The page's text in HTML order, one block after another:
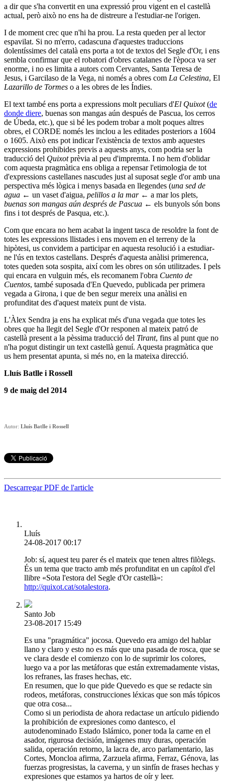
a dir que s'ha convertit en una expressió prou vigent en el castellà
actual, però això no ens ha de distreure a l'estudiar-ne l'origen.
I de moment crec que n'hi ha prou. La resta queden per al lector
espavilat. Si no m'erro, cadascuna d'aquestes traduccions
dolentíssimes del català ens porta a tot de textos del Segle d'Or, i ens
sembla confirmar que el robatori d'obres catalanes de l'època va ser
enorme, i no es limita a autors com Cervantes, Santa Teresa de
Jesus, i Garcilaso de la Vega, ni només a obres com La Celestina, El
Lazarillo de Tormes o a les obres de les Índies.
El text també ens porta a expressions molt peculiars d'El Quixot(de
donde diere, buenas son mangas aún después de Pascua, los cerros
de Úbeda, etc.), que si bé les podem trobar a molt poques altres
obres, el CORDE només les inclou a les editades posteriors a 1604
o 1605. Això ens pot indicar l'existència de textos amb aquestes
expressions prohibides previs a aquests anys, com podria ser la
traducció del Quixotprèvia al peu d'impremta. I no hem d'oblidar
com aquesta pragmàtica ens obliga a repensar l'etimologia de tot
d'expressions castellanes nascudes just al suposat segle d'or amb una
perspectiva més lògica i menys basada en llegendes (una sed de
agua ← un vaset d'aigua, pelillos a la mar← a mar los plets,
buenas son mangas aún després de Pascua ← els bunyols són bons
fins i tot després de Pasqua, etc.).
Com que encara no hem acabat la ingent tasca de resoldre la font de
totes les expressions llistades i ens movem en el terreny de la
hipòtesi, us convidem a participar en aquesta resolució i a estudiar-
ne l'ús en textos castellans. Després d'aquesta anàlisi primerenca,
totes queden sota sospita, així com les obres on són utilitzades. I pels
qui encara en vulguin més, els recomanem l'obra Cuento de
Cuentos, també suposada d'En Quevedo, publicada per primera
vegada a Girona, i que de ben segur mereix una anàlisi en
profunditat des d'aquest mateix punt de vista.
L'Àlex Sendra ja ens ha explicat més d'una vegada que totes les
obres que ha llegit del Segle d'Or responen al mateix patró de
castellà present a la pèssima traducció del Tirant, fins al punt que no
n'ha pogut distingir un text castellà genuí. Aquesta pragmàtica que
us hem presentat apunta, si més no, en la mateixa direcció.
Lluís Batlle i Rossell
9 de maig del 2014
Autor: Lluís Batlle i Rossell
Descarregar PDF de l'article
Lluís
24-08-2017 00:17
Job: sí, aquest teu parer és el mateix que tenen altres filòlegs.
És un tema que tracto amb més profunditat en un capítol d'el
llibre «Sota l'estora del Segle d'Or castellà»:
http://quixot.cat/sotalestora.
Santo Job
23-08-2017 15:49
Es una "pragmática" jocosa. Quevedo era amigo del hablar
llano y claro y esto no es más que una pasada de rosca, que se
ve clara desde el comienzo con lo de suprimir los colores,
luego va a por las metáforas que están extremadamente vistas,
los refranes, las frases hechas, etc.
En resumen, que lo que pide Quevedo es que se redacte sin
rodeos, metáforas, construcciones léxicas que son más tópicos
que otra cosa...
Como si un periodista de ahora redactase un artículo pidiendo
la prohibición de expresiones como dantesco, el
autodenominado Estado Islámico, poner toda la carne en el
asador, rigurosa decisión, imágenes muy duras, operación
salida, operación retorno, la lacra de, arco parlamentario, las
Cortes, Moncloa afirma, Zarzuela afirma, Ferraz, Génova, las
fuerzas progresistas, la caverna, y un sinfín de frases hechas y
expresiones que estamos ya hartos de oír y leer.